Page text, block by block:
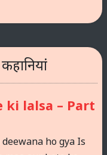
ki lalsa – Part
ho gya Is